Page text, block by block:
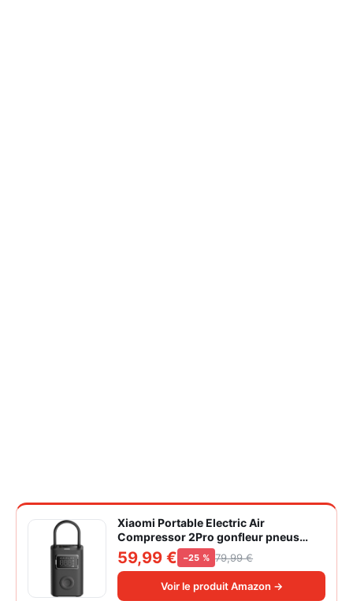
Xiaomi Portable Electric Air
Compressor 2Pro gonfleur pneus
voiture | ±1PSI Contrôle pression
pneus, 45s gonflage rapide, batterie
longue durée, avec éclairage, grand
cylindre à air 27 mm
59,99 € −25 % 79,99 €
Voir le produit Amazon →